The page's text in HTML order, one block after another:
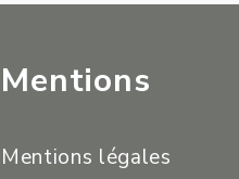
Mentions
Mentions légales